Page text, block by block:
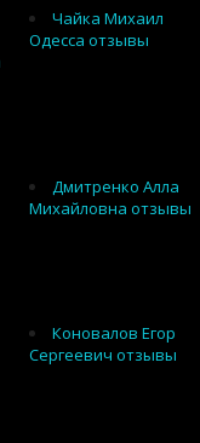
Чайка Михаил
Одесса отзывы
Дмитренко Алла
Михайловна отзывы
Коновалов Егор
Сергеевич отзывы